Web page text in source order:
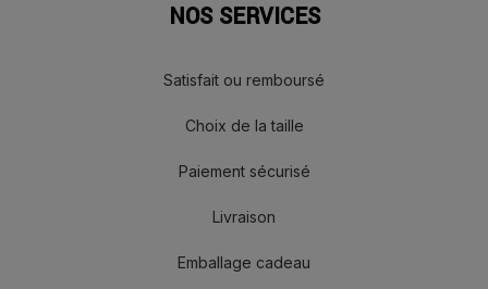
NOS SERVICES
Satisfait ou remboursé
Choix de la taille
Paiement sécurisé
Livraison
Emballage cadeau